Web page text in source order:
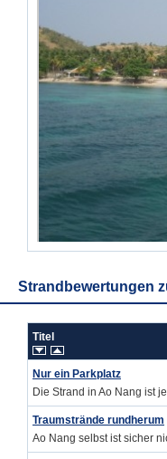
Strandbewertungen
Titel
Nur ein Parkplatz
Die Strand in Ao Nang ist
Traumstrände rundherum
Ao Nang selbst ist sicher